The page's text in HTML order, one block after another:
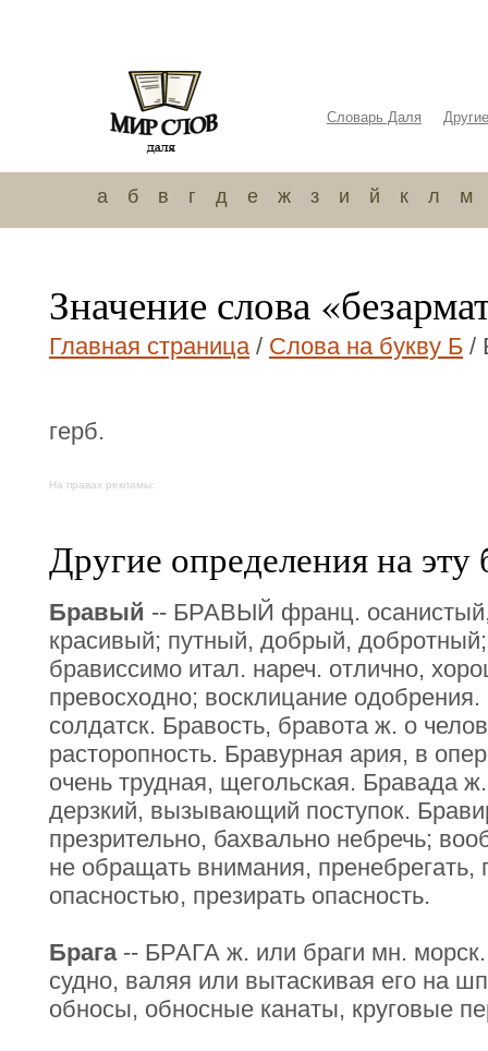
Словарь Даля
а б в г д е ж з и й к л м
Значение слова
Главная страница/ Слова на букву Б /
герб.
На правах рекламы:
Другие определения на эту
Бравый -- БРАВЫЙ франц.
красивый; путный, добрый,
брависсимо итал. нареч. отлично,
превосходно; восклицание
солдатск. Бравость, бравота ж. о
расторопность. Бравурная ария, в
очень трудная, щегольская. Бравада
дерзкий, вызывающий поступок.
презрительно, бахвально небречь;
не обращать внимания, пренебрегать,
опасностью, презирать опасность.
Брага-- БРАГА ж. или браги мн.
судно, валяя или вытаскивая его на
обносы, обносные канаты, круговые